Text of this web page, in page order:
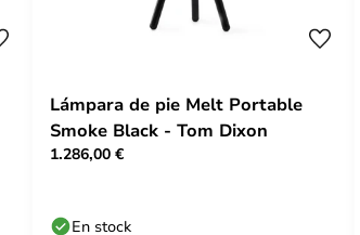
Lámpara de pie Melt Portable
Smoke Black - Tom Dixon
1.286,00 €
En stock